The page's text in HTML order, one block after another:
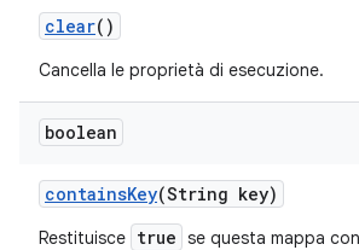
clear()
Cancella le proprietà di esecuzione.
boolean
containsKey(String key)
Restituisce true se questa mappa